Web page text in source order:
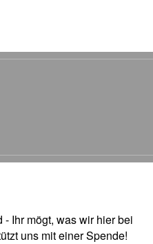
Ihr mögt, was wir hier bei
uns mit einer Spende!